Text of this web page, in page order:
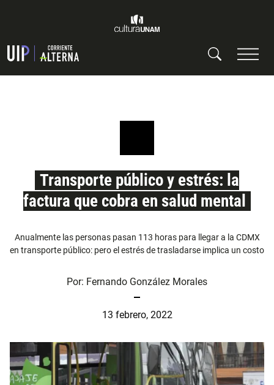
Transporte público y estrés: la
factura que cobra en salud mental
Anualmente las personas pasan 113 horas para llegar a la CDMX
en transporte público: pero el estrés de trasladarse implica un costo
Por: Fernando González Morales
13 febrero, 2022